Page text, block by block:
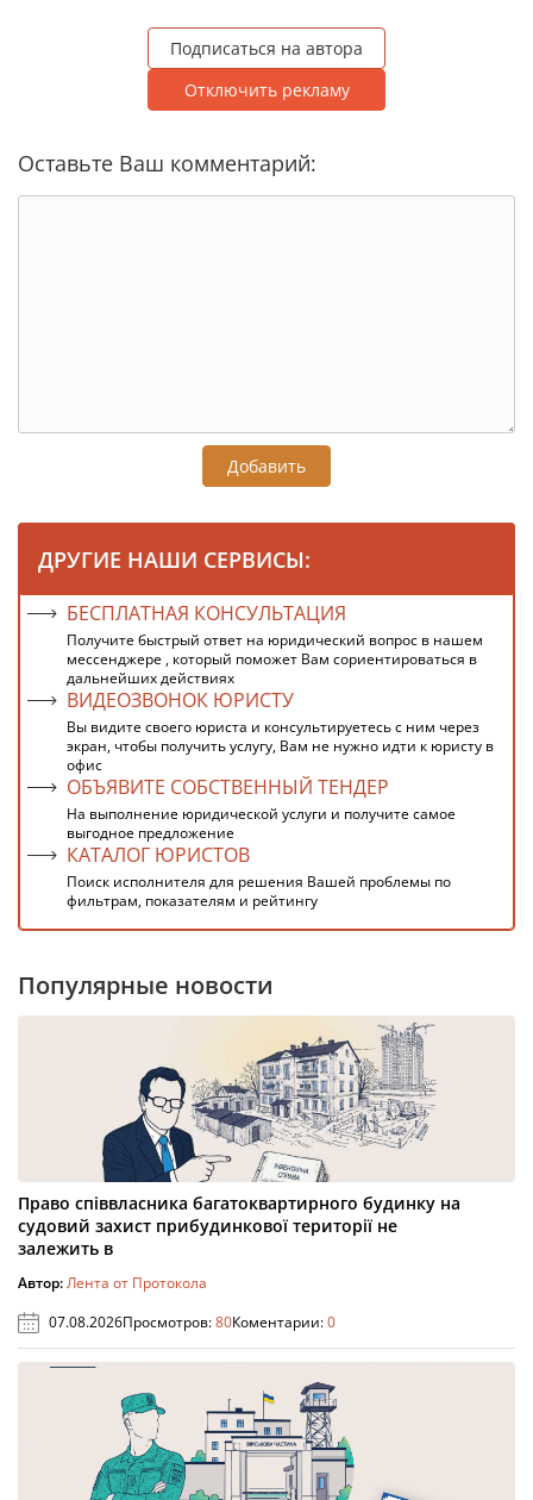
Подписаться на автора
Отключить рекламу
Оставьте Ваш комментарий:
Добавить
ДРУГИЕ НАШИ СЕРВИСЫ:
БЕСПЛАТНАЯ КОНСУЛЬТАЦИЯ
Получите быстрый ответ на юридический вопрос в нашем
мессенджере , который поможет Вам сориентироваться в
дальнейших действиях
ВИДЕОЗВОНОК ЮРИСТУ
Вы видите своего юриста и консультируетесь с ним через
экран, чтобы получить услугу, Вам не нужно идти к юристу в
офис
ОБЪЯВИТЕ СОБСТВЕННЫЙ ТЕНДЕР
На выполнение юридической услуги и получите самое
выгодное предложение
КАТАЛОГ ЮРИСТОВ
Поиск исполнителя для решения Вашей проблемы по
фильтрам, показателям и рейтингу
Популярные новости
Право співвласника багатоквартирного будинку на
судовий захист прибудинкової території не
залежить в
Автор:Лента от Протокола
07.08.2026Просмотров:80Коментарии:0